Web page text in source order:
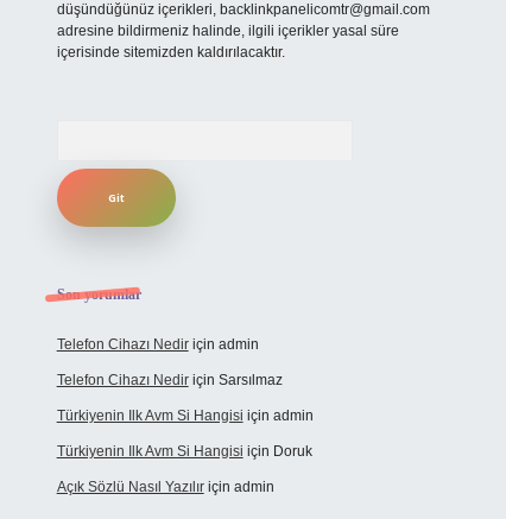
düşündüğünüz içerikleri, backlinkpanelicomtr@gmail.com
adresine bildirmeniz halinde, ilgili içerikler yasal süre
içerisinde sitemizden kaldırılacaktır.
Son yorumlar
Telefon Cihazı Nediriçin admin
Telefon Cihazı Nediriçin Sarsılmaz
Türkiyenin Ilk Avm Si Hangisi için admin
Türkiyenin Ilk Avm Si Hangisi için Doruk
Açık Sözlü Nasıl Yazılıriçin admin